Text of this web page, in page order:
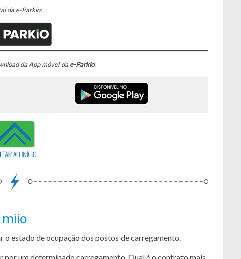
da e-Parkio:
da App móvel da e-Parkio:
miio
estado de ocupação dos postos de carregamento.